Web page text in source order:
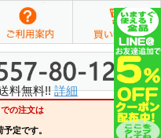
料無料!!詳細